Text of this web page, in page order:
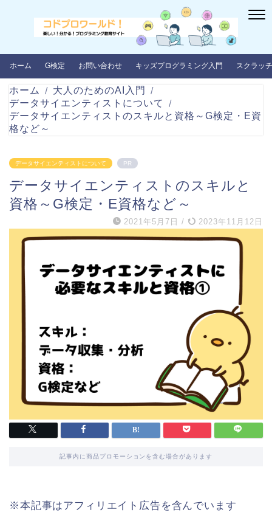
ホーム G検定 お問い合わせ キッズプログラミング入門 スクラッチ
ホーム
大人のためのAI入門
データサイエンティストについて
データサイエンティストのスキルと資格～G検定・E資
格など～
データサイエンティストについて PR
データサイエンティストのスキルと
資格～G検定・E資格など～
2021年5月7日 / 2023年11月12日
記事内に商品プロモーションを含む場合があります
※本記事はアフィリエイト広告を含んでいます